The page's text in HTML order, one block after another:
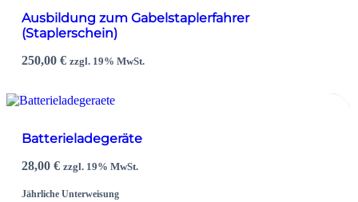
Ausbildung zum Gabelstaplerfahrer
(Staplerschein)
250,00€ zzgl. 19% MwSt.
Batterieladegeräte
28,00€ zzgl. 19% MwSt.
Jährliche Unterweisung